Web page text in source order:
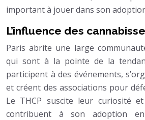
important à jouer dans son
L’influence des
Paris abrite une large
qui sont à la pointe de la
participent à des événements,
et créent des associations pour
Le THCP suscite leur curiosité
contribuent à son adoption